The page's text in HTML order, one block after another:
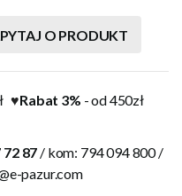
O PRODUKT
♥Rabat 3% - od 450zł
72 87 / kom: 794 094 800 /
pazur.com